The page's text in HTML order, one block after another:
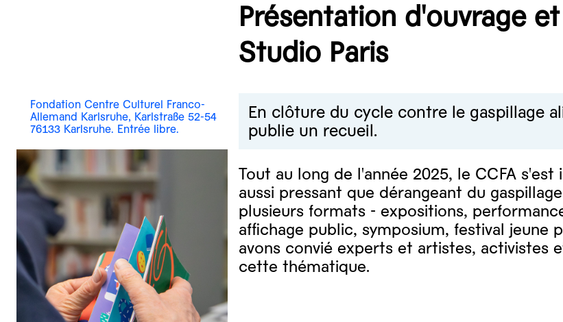
Présentation d'ouvrage
Studio Paris
Fondation Centre Culturel Franco-
Allemand Karlsruhe, Karlstraße 52-54
76133 Karlsruhe. Entrée libre.
En clôture du cycle contre le gaspillage
publie un recueil.
Tout au long de l'année 2025, le CCFA
aussi pressant que dérangeant du
plusieurs formats - expositions,
affichage public, symposium, festival jeune
avons convié experts et artistes, activistes
cette thématique.